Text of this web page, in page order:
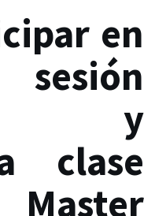
en
y
clase